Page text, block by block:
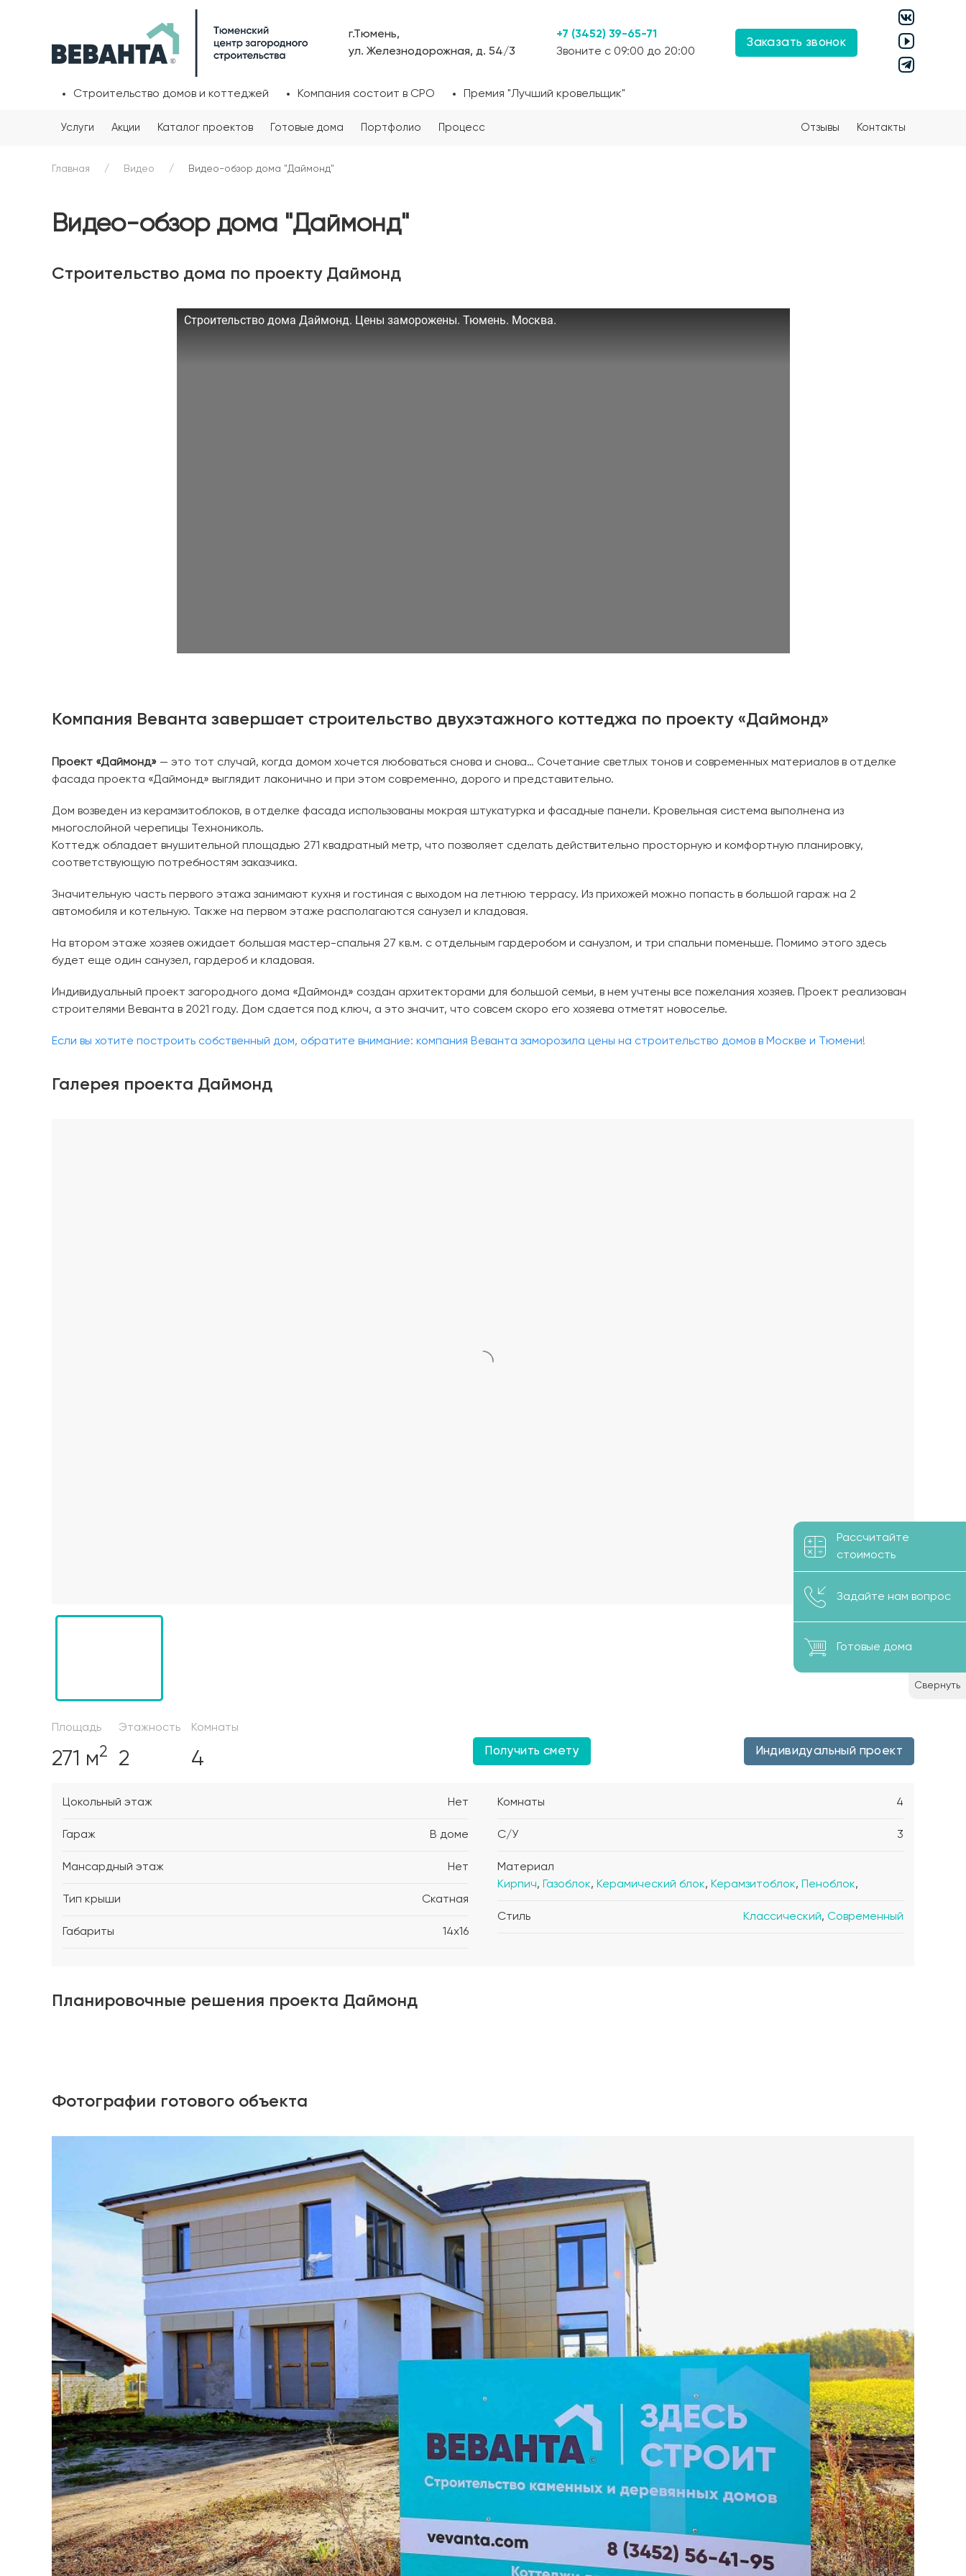
г.Тюмень,
ул. Железнодорожная, д. 54/3
+7 (3452) 39-65-71
Звоните с 09:00 до 20:00
Заказать звонок
Строительство домов и коттеджей Компания состоит в СРО Премия "Лучший кровельщик"
Услуги Акции Каталог проектов Готовые дома Портфолио Процесс Отзывы Контакты
Главная Видео Видео-обзор дома "Даймонд"
Видео-обзор дома "Даймонд"
Строительство дома по проекту Даймонд
Строительство дома Даймонд. Цены заморожены. Тюмень. Москва.
Компания Веванта завершает строительство двухэтажного коттеджа по проекту «Даймонд»
Проект «Даймонд» — это тот случай, когда домом хочется любоваться снова и снова… Сочетание светлых тонов и современных материалов в отделке
фасада проекта «Даймонд» выглядит лаконично и при этом современно, дорого и представительно.
Дом возведен из керамзитоблоков, в отделке фасада использованы мокрая штукатурка и фасадные панели. Кровельная система выполнена из
многослойной черепицы Технониколь.
Коттедж обладает внушительной площадью 271 квадратный метр, что позволяет сделать действительно просторную и комфортную планировку,
соответствующую потребностям заказчика.
Значительную часть первого этажа занимают кухня и гостиная с выходом на летнюю террасу. Из прихожей можно попасть в большой гараж на 2
автомобиля и котельную. Также на первом этаже располагаются санузел и кладовая.
На втором этаже хозяев ожидает большая мастер-спальня 27 кв.м. с отдельным гардеробом и санузлом, и три спальни поменьше. Помимо этого здесь
будет еще один санузел, гардероб и кладовая.
Индивидуальный проект загородного дома «Даймонд» создан архитекторами для большой семьи, в нем учтены все пожелания хозяев. Проект реализован
строителями Веванта в 2021 году. Дом сдается под ключ, а это значит, что совсем скоро его хозяева отметят новоселье.
Если вы хотите построить собственный дом, обратите внимание: компания Веванта заморозила цены на строительство домов в Москве и Тюмени!
Галерея проекта Даймонд
Площадь
271 м2
Этажность
2
Комнаты
4 Получить смету Индивидуальный проект
Цокольный этаж Нет
Гараж В доме
Мансардный этаж Нет
Тип крыши Скатная
Габариты 14x16
Комнаты 4
С/У 3
Материал
Кирпич, Газоблок, Керамический блок, Керамзитоблок, Пеноблок,
Стиль Классический, Современный
Планировочные решения проекта Даймонд
Фотографии готового объекта
Рассчитайте
стоимость
Задайте нам вопрос
Готовые дома
Свернуть